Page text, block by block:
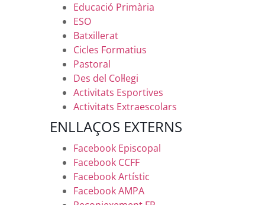
Educació Primària
ESO
Batxillerat
Cicles Formatius
Pastoral
Des del Col·legi
Activitats Esportives
Activitats Extraescolars
ENLLAÇOS EXTERNS
Facebook Episcopal
Facebook CCFF
Facebook Artístic
Facebook AMPA